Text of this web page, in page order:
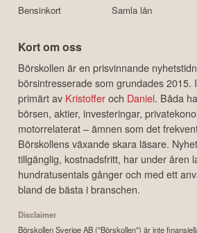
Bensinkort
Samla lån
Kort om oss
Börskollen är en prisvinnande
börsintresserade som grundades 2015.
primärt av Kristofferoch Daniel. Båda
börsen, aktier, investeringar,
motorrelaterat – ämnen som det
Börskollens växande skara läsare.
tillgänglig, kostnadsfritt, har under åren
hundratusentals gånger och med ett
bland de bästa i branschen.
Disclaimer
Börskollen Sverige AB ("Börskollen") är inte